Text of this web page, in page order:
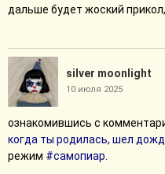
дальше будет жоский
silver moonlight
10 июля 2025
ознакомившись с
когда ты родилась, шел
режим #самопиар